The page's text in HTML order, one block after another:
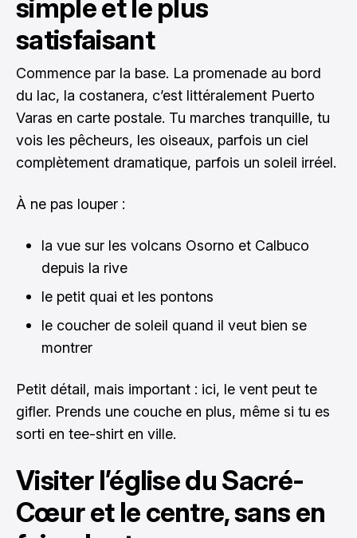
simple et le plus
satisfaisant
Commence par la base. La promenade au bord
du lac, la costanera, c’est littéralement Puerto
Varas en carte postale. Tu marches tranquille, tu
vois les pêcheurs, les oiseaux, parfois un ciel
complètement dramatique, parfois un soleil irréel.
À ne pas louper :
la vue sur les volcans Osorno et Calbuco
depuis la rive
le petit quai et les pontons
le coucher de soleil quand il veut bien se
montrer
Petit détail, mais important : ici, le vent peut te
gifler. Prends une couche en plus, même si tu es
sorti en tee-shirt en ville.
Visiter l’église du Sacré-
Cœur et le centre, sans en